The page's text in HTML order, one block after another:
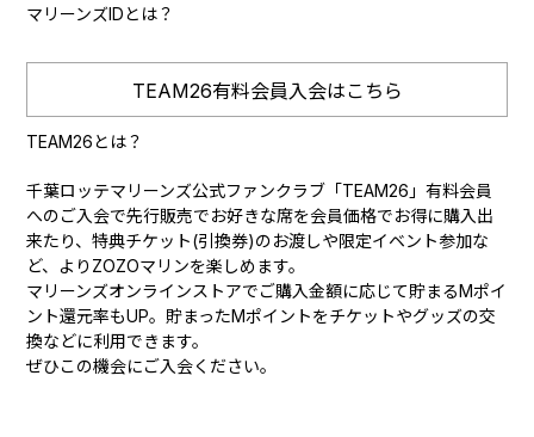
マリーンズIDとは？
TEAM26有料会員入会はこちら
TEAM26とは？
千葉ロッテマリーンズ公式ファンクラブ「TEAM26」有料会員
へのご入会で先行販売でお好きな席を会員価格でお得に購入出
来たり、特典チケット(引換券)のお渡しや限定イベント参加な
ど、よりZOZOマリンを楽しめます。
マリーンズオンラインストアでご購入金額に応じて貯まるMポイ
ント還元率もUP。貯まったMポイントをチケットやグッズの交
換などに利用できます。
ぜひこの機会にご入会ください。